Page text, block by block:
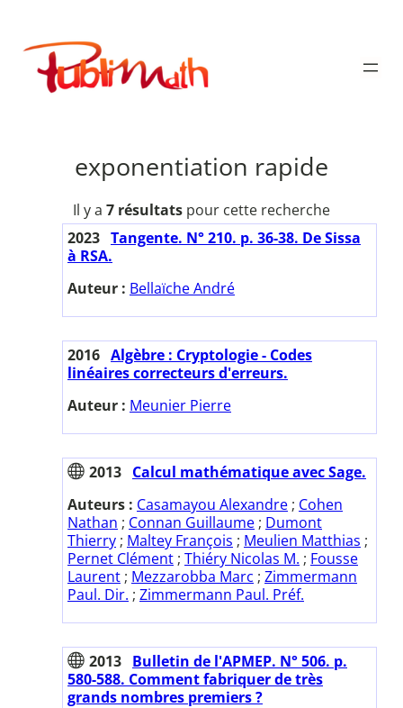
contenu
Publimath
exponentiation rapide
Il y a 7 résultats pour cette recherche
2023 Tangente. N° 210. p. 36-38. De Sissa
à RSA.
Auteur : Bellaïche André
2016 Algèbre : Cryptologie - Codes
linéaires correcteurs d'erreurs.
Auteur : Meunier Pierre
2013 Calcul mathématique avec Sage.
Auteurs : Casamayou Alexandre ; Cohen
Nathan ; Connan Guillaume ; Dumont
Thierry ; Maltey François ; Meulien Matthias ;
Pernet Clément ; Thiéry Nicolas M. ; Fousse
Laurent ; Mezzarobba Marc ; Zimmermann
Paul. Dir. ; Zimmermann Paul. Préf.
2013 Bulletin de l'APMEP. N° 506. p.
580-588. Comment fabriquer de très
grands nombres premiers ?